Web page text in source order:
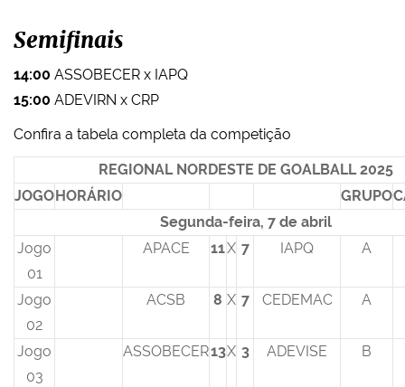
Semifinais
14:00 ASSOBECER x IAPQ
15:00 ADEVIRN x CRP
Confira a tabela completa da competição
REGIONAL NORDESTE DE GOALBALL 2025
JOGOHORÁRIO GRUPO
Segunda-feira, 7 de abril
Jogo
01
APACE 11X 7 IAPQ A
Jogo
02
ACSB 8 X 7 CEDEMAC A
Jogo
03
ASSOBECER13X 3 ADEVISE B